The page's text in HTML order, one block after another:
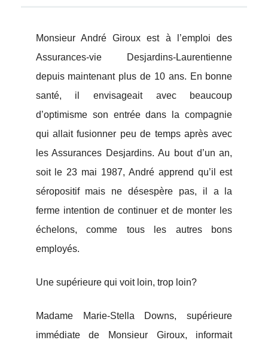
Monsieur André Giroux est à l’emploi des
Assurances-vie Desjardins-Laurentienne
depuis maintenant plus de 10 ans. En bonne
santé, il envisageait avec beaucoup
d’optimisme son entrée dans la compagnie
qui allait fusionner peu de temps après avec
les Assurances Desjardins. Au bout d’un an,
soit le 23 mai 1987, André apprend qu’il est
séropositif mais ne désespère pas, il a la
ferme intention de continuer et de monter les
échelons, comme tous les autres bons
employés.
Une supérieure qui voit loin, trop loin?
Madame Marie-Stella Downs, supérieure
immédiate de Monsieur Giroux, informait